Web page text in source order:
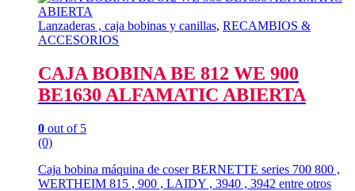
Lanzaderas , caja bobinas y canillas, RECAMBIOS &
ACCESORIOS
CAJA BOBINA BE 812 WE 900
BE1630 ALFAMATIC ABIERTA
0 out of 5
(0)
Caja bobina máquina de coser BERNETTE series 700 800 ,
WERTHEIM 815 , 900 , LAIDY , 3940 , 3942 entre otros